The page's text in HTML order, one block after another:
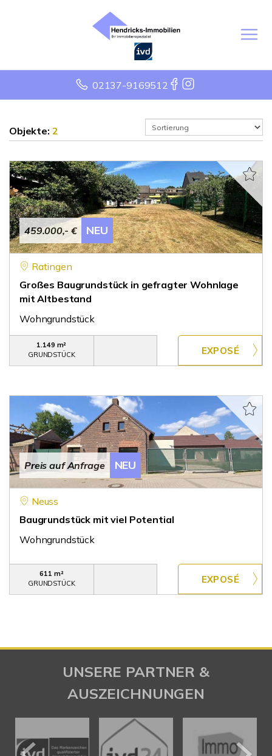
02137-9169512
Objekte: 2
459.000,- € NEU
Ratingen
Großes Baugrundstück in gefragter Wohnlage
mit Altbestand
Wohngrundstück
1.149 m²
GRUNDSTÜCK
Preis auf Anfrage NEU
Neuss
Baugrundstück mit viel Potential
Wohngrundstück
611 m²
GRUNDSTÜCK
UNSERE PARTNER &
AUSZEICHNUNGEN